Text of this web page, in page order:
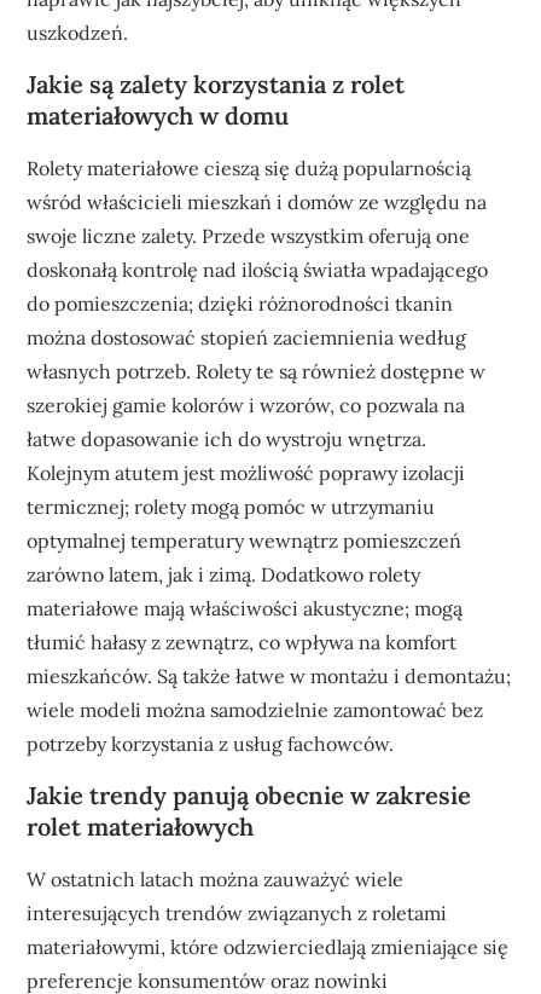
uszkodzeń.
Jakie są zalety korzystania z rolet
materiałowych w domu
Rolety materiałowe cieszą się dużą popularnością
wśród właścicieli mieszkań i domów ze względu na
swoje liczne zalety. Przede wszystkim oferują one
doskonałą kontrolę nad ilością światła wpadającego
do pomieszczenia; dzięki różnorodności tkanin
można dostosować stopień zaciemnienia według
własnych potrzeb. Rolety te są również dostępne w
szerokiej gamie kolorów i wzorów, co pozwala na
łatwe dopasowanie ich do wystroju wnętrza.
Kolejnym atutem jest możliwość poprawy izolacji
termicznej; rolety mogą pomóc w utrzymaniu
optymalnej temperatury wewnątrz pomieszczeń
zarówno latem, jak i zimą. Dodatkowo rolety
materiałowe mają właściwości akustyczne; mogą
tłumić hałasy z zewnątrz, co wpływa na komfort
mieszkańców. Są także łatwe w montażu i demontażu;
wiele modeli można samodzielnie zamontować bez
potrzeby korzystania z usług fachowców.
Jakie trendy panują obecnie w zakresie
rolet materiałowych
W ostatnich latach można zauważyć wiele
interesujących trendów związanych z roletami
materiałowymi, które odzwierciedlają zmieniające się
preferencje konsumentów oraz nowinki